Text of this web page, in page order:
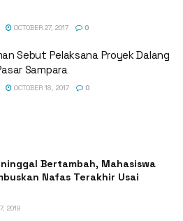
OCTOBER 27, 2017 0
Sebut Pelaksana Proyek Dalang
Sampara
OCTOBER 18, 2017 0
Bertambah, Mahasiswa
Nafas Terakhir Usai
2019